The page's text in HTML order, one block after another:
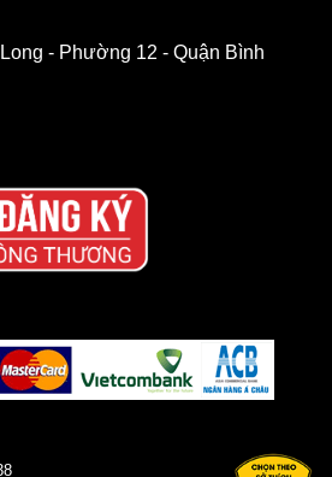
- Phường 12 - Quận Bình